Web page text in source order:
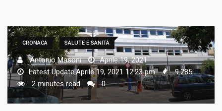
CRONACA SALUTE E SANITÀ
Antonio Masoni
Aprile 19, 2021
Latest Update:Aprile 19, 2021 12:23 pm
9.285
2 minutes read
0